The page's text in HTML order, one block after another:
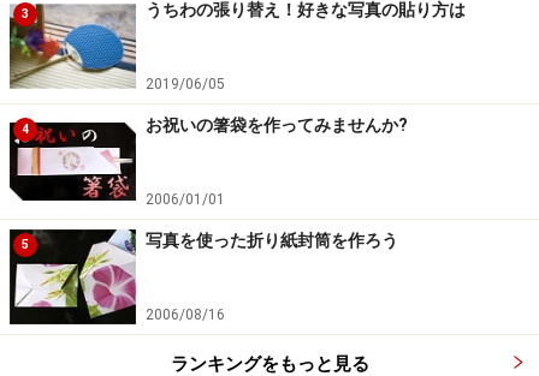
次は、最大搭載容量が大きくても意味がない、といった
注意点について解説しています。
※記事内容は執筆時点のものです。最新の内容をご確認くださ
い。
※OSやアプリ、ソフトのバージョンによっては画面表示、操作方
法が異なる可能性があります。
1 /2
3 うちわの張り替え！好きな写真の貼り方は
2019/06/05
4 お祝いの箸袋を作ってみませんか?
2006/01/01
5 写真を使った折り紙封筒を作ろう
2006/08/16
ランキングをもっと見る